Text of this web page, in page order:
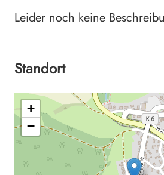
Leider noch keine
Standort
+
−